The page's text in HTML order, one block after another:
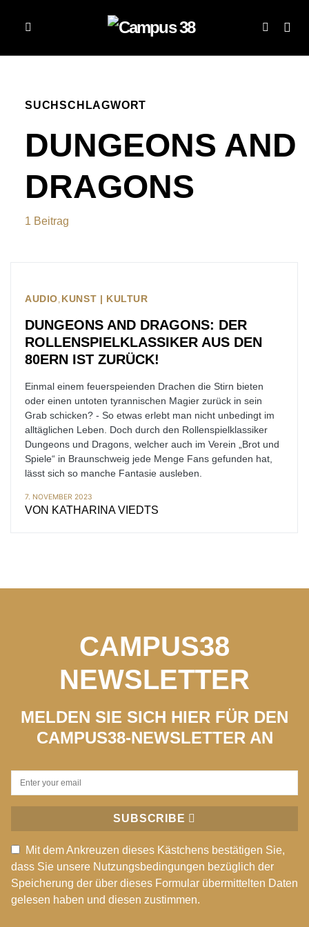
SUCHSCHLAGWORT
DUNGEONS AND
DRAGONS
1 Beitrag
AUDIO KUNST | KULTUR
DUNGEONS AND DRAGONS: DER
ROLLENSPIELKLASSIKER AUS DEN
80ERN IST ZURÜCK!
Einmal einem feuerspeienden Drachen die Stirn bieten
oder einen untoten tyrannischen Magier zurück in sein
Grab schicken? - So etwas erlebt man nicht unbedingt im
alltäglichen Leben. Doch durch den Rollenspielklassiker
Dungeons und Dragons, welcher auch im Verein „Brot und
Spiele“ in Braunschweig jede Menge Fans gefunden hat,
lässt sich so manche Fantasie ausleben.
7. NOVEMBER 2023
VON KATHARINA VIEDTS
CAMPUS38
NEWSLETTER
MELDEN SIE SICH HIER FÜR DEN
CAMPUS38-NEWSLETTER AN
SUBSCRIBE
Mit dem Ankreuzen dieses Kästchens bestätigen Sie,
dass Sie unsere Nutzungsbedingungen bezüglich der
Speicherung der über dieses Formular übermittelten Daten
gelesen haben und diesen zustimmen.